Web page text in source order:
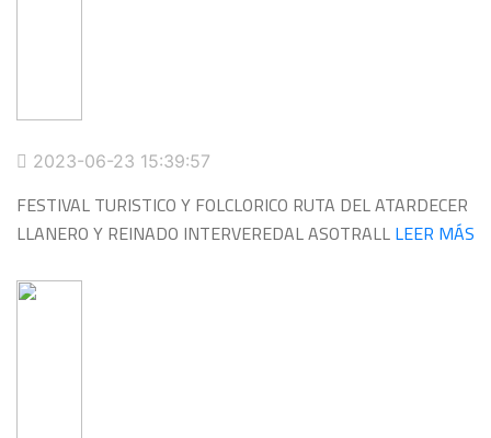
2023-06-23 15:39:57
FESTIVAL TURISTICO Y FOLCLORICO RUTA DEL ATARDECER
LLANERO Y REINADO INTERVEREDAL ASOTRALLLEER MÁS